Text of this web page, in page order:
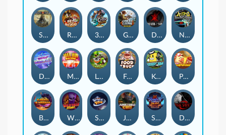
Sand and Ashes Red Rascal™ 3 Cursed Chests™ Great Game Rockies Death Becomes You Nitro Nights
Dandy Diamonds Max Win Machine Le Prechaun Fred's Food Truck Keep 'em Piggy Cluster Hunt
Barrel Bonanza Wild Dojo Strike Space Zoo Junkyard Kings Shadow Strike Dark Spiral